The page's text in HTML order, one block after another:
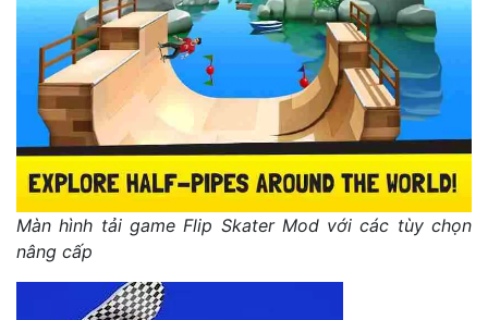
Màn hình tải game Flip Skater Mod với các tùy chọn
nâng cấp